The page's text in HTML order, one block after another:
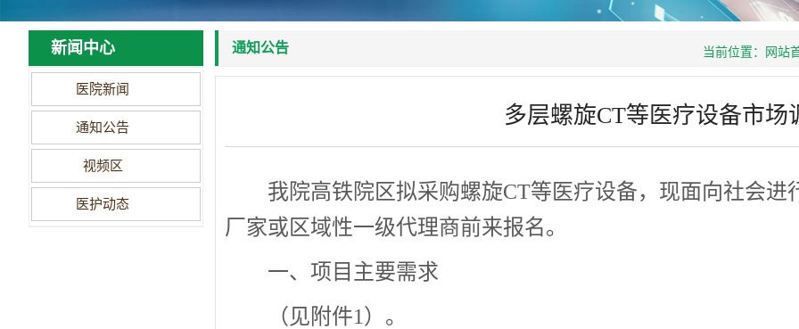
新闻中心
医院新闻
通知公告
视频区
医护动态
当前位置： 网站
通知公告
多层螺旋CT等医疗设备市场
我院高铁院区拟采购螺旋CT等医疗设备，现面向社会
厂家或区域性一级代理商前来报名。
一、项目主要需求
（见附件1）。